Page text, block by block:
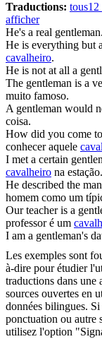
Traductions: tous12
afficher
He's a real gentleman.
He is everything but
cavalheiro.
He is not at all a
The gentleman is a
muito famoso.
A gentleman would
coisa.
How did you come
conhecer aquele
I met a certain
cavalheiro na estação.
He described the
homem como um
Our teacher is a
professor é um
I am a gentleman's
Les exemples sont
à-dire pour étudier
traductions dans une
sources ouvertes en
données bilingues.
ponctuation ou autre
utilisez l'option